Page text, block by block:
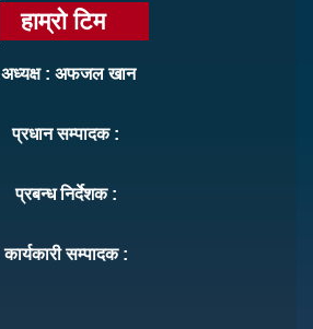
हाम्रो टिम
अध्यक्ष : अफजल खान
प्रधान सम्पादक :
प्रबन्ध निर्देशक :
कार्यकारी सम्पादक :